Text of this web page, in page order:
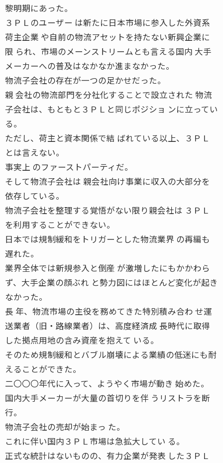
黎明期にあった。
３ＰＬのユーザー は新たに日本市場に参入した外資系
荷主企業 や自前の物流アセットを持たない新興企業に
限 られ、市場のメーンストリームとも言える国内 大手
メーカーへの普及はなかなか進まなかった。
物流子会社の存在が一つの足かせだった。
親 会社の物流部門を分社化することで設立された 物流
子会社は、もともと３ＰＬと同じポジショ ンに立ってい
る。
ただし、荷主と資本関係で結 ばれている以上、３ＰＬ
とは言えない。
事実上 のファーストパーティだ。
そして物流子会社は 親会社向け事業に収入の大部分を
依存している。
物流子会社を整理する覚悟がない限り親会社は ３ＰＬ
を利用することができない。
日本では規制緩和をトリガーとした物流業界 の再編も
遅れた。
業界全体では新規参入と倒産 が激増したにもかかわら
ず、大手企業の顔ぶれ と勢力図にはほとんど変化が起き
なかった。
長 年、物流市場の主役を務めてきた特別積み合わ せ運
送業者（旧・路線業者）は、高度経済成 長時代に取得
した拠点用地の含み資産を抱えて いる。
そのため規制緩和とバブル崩壊による業績の低迷にも耐
えることができた。
二〇〇〇年代に入って、ようやく市場が動き 始めた。
国内大手メーカーが大量の首切りを伴 うリストラを断
行。
物流子会社の売却が始まっ た。
これに伴い国内３ＰＬ市場は急拡大してい る。
正式な統計はないものの、有力企業が発表 した３ＰＬ